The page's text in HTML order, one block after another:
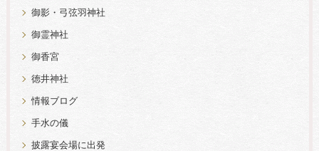
御影・弓弦羽神社
御霊神社
御香宮
徳井神社
情報ブログ
手水の儀
披露宴会場に出発